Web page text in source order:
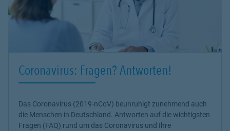
Coronavirus: Fragen? Antworten!
Das Coronavirus (2019-nCoV) beunruhigt zunehmend auch
die Menschen in Deutschland. Antworten auf die wichtigsten
Fragen (FAQ) rund um das Coronavirus und Ihre